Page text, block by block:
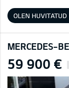
OLEN HUVITATUD
MERCEDES-
59 900 €